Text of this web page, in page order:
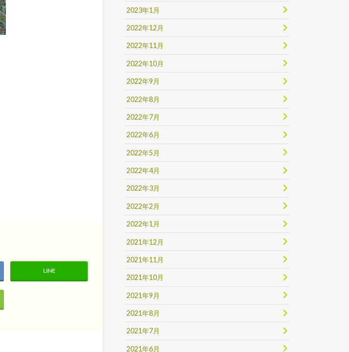
LINE
2023年1月
2022年12月
2022年11月
2022年10月
2022年9月
2022年8月
2022年7月
2022年6月
2022年5月
2022年4月
2022年3月
2022年2月
2022年1月
2021年12月
2021年11月
2021年10月
2021年9月
2021年8月
2021年7月
2021年6月